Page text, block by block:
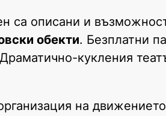
са описани и
обекти. Безплатни
кукления
на